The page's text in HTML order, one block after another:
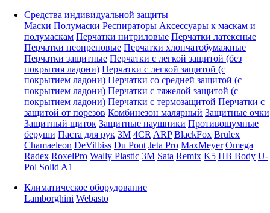
Средства индивидуальной защиты
Маски Полумаски Респираторы Аксессуары к маскам и
полумаскам Перчатки нитриловые Перчатки латексные
Перчатки неопреновые Перчатки хлопчатобумажные
Перчатки защитные Перчатки с легкой защитой (без
покрытия ладони) Перчатки с легкой защитой (с
покрытием ладони) Перчатки со средней защитой (с
покрытием ладони) Перчатки с тяжелой защитой (с
покрытием ладони) Перчатки с термозащитой Перчатки с
защитой от порезов Комбинезон малярный Защитные очки
Защитный щиток Защитные наушники Противошумные
беруши Паста для рук 3M 4CR ARP BlackFox Brulex
Chamaeleon DeVilbiss Du Pont Jeta Pro MaxMeyer Omega
Radex RoxelPro Wally Plastic 3M Sata Remix K5 HB Body U-
Pol Solid A1
Климатическое оборудование
Lamborghini Webasto